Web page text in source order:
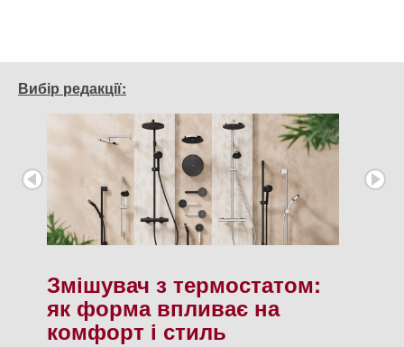
Вибір редакції:
Змішувач з термостатом:
як форма впливає на
комфорт і стиль